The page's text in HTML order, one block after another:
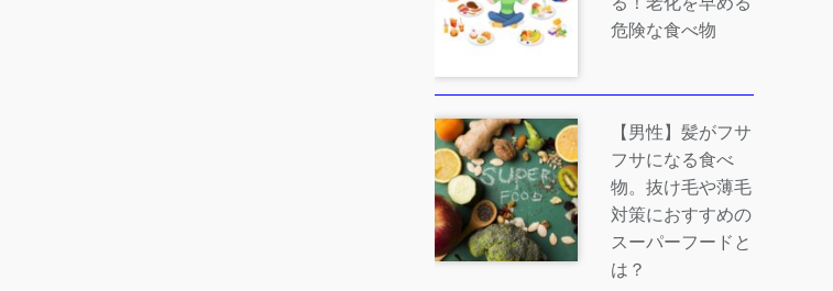
危険な食べ物
【男性】髪がフサ
フサになる食べ
物。抜け毛や薄毛
対策におすすめの
スーパーフードと
は？